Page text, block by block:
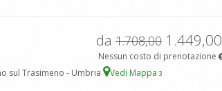
da 1.708,00
Nessun costo di prenotazione
sul Trasimeno - Umbria Vedi Mappa 3